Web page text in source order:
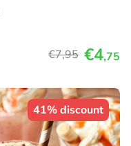
€7,95 €4,75
41% discount